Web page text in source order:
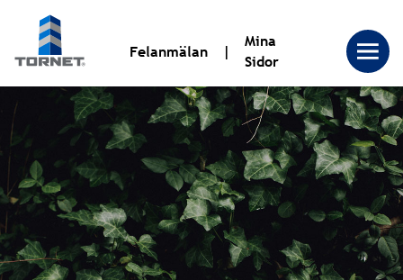
Tornet
Bostadsproduktion
AB
Felanmälan
Mina
Sidor